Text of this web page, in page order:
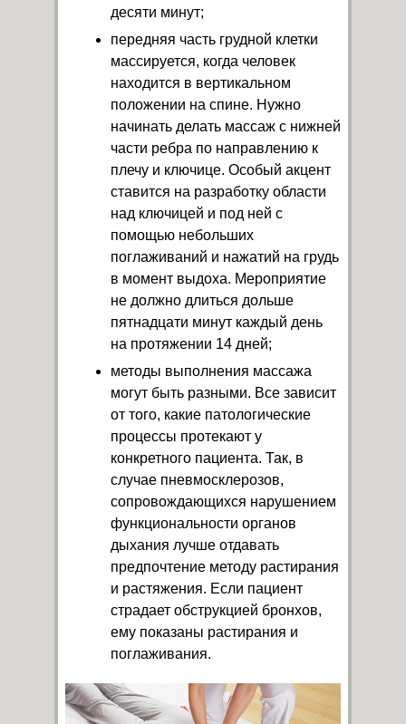
десяти минут;
передняя часть грудной клетки
массируется, когда человек
находится в вертикальном
положении на спине. Нужно
начинать делать массаж с нижней
части ребра по направлению к
плечу и ключице. Особый акцент
ставится на разработку области
над ключицей и под ней с
помощью небольших
поглаживаний и нажатий на грудь
в момент выдоха. Мероприятие
не должно длиться дольше
пятнадцати минут каждый день
на протяжении 14 дней;
методы выполнения массажа
могут быть разными. Все зависит
от того, какие патологические
процессы протекают у
конкретного пациента. Так, в
случае пневмосклерозов,
сопровождающихся нарушением
функциональности органов
дыхания лучше отдавать
предпочтение методу растирания
и растяжения. Если пациент
страдает обструкцией бронхов,
ему показаны растирания и
поглаживания.